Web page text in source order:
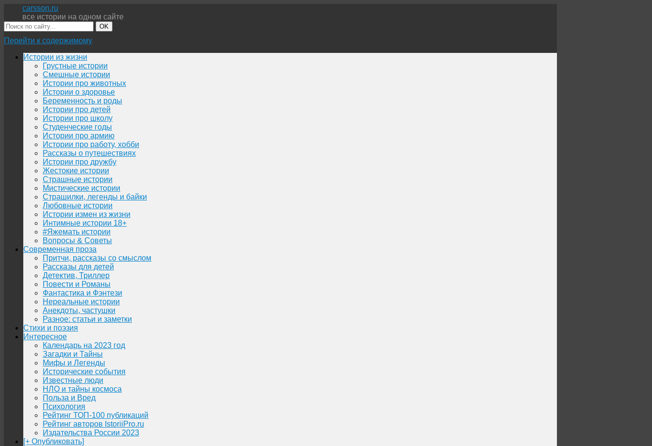
carsson.ru
все истории на одном сайте
OK
Перейти к содержимому
Истории из жизни
Грустные истории
Смешные истории
Истории про животных
Истории о здоровье
Беременность и роды
Истории про детей
Истории про школу
Студенческие годы
Истории про армию
Истории про работу, хобби
Рассказы о путешествиях
Истории про дружбу
Жестокие истории
Страшные истории
Мистические истории
Страшилки, легенды и байки
Любовные истории
Истории измен из жизни
Интимные истории 18+
#Яжемать истории
Вопросы & Советы
Современная проза
Притчи, рассказы со смыслом
Рассказы для детей
Детектив, Триллер
Повести и Романы
Фантастика и Фэнтези
Нереальные истории
Анекдоты, частушки
Разное: статьи и заметки
Стихи и поэзия
Интересное
Календарь на 2023 год
Загадки и Тайны
Мифы и Легенды
Исторические события
Известные люди
НЛО и тайны космоса
Польза и Вред
Психология
Рейтинг ТОП-100 публикаций
Рейтинг авторов IstoriiPro.ru
Издательства России 2023
[+ Опубликовать]